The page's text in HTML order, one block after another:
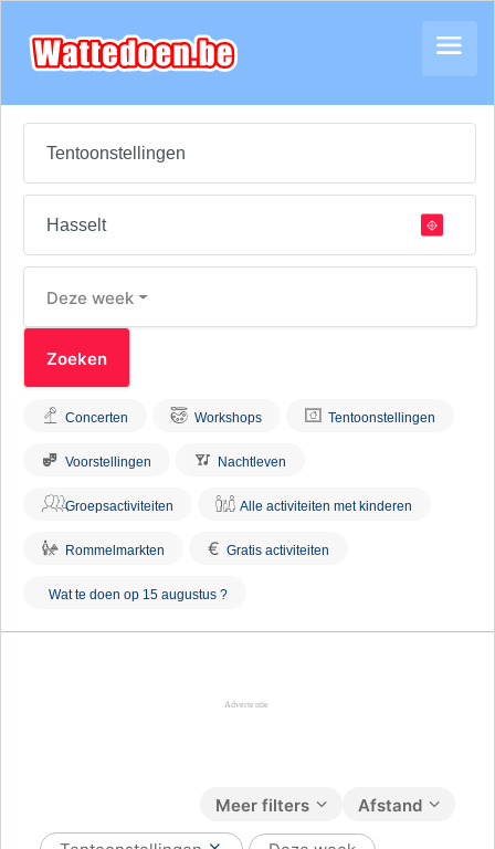
Deze week
Concerten Workshops Tentoonstellingen
Voorstellingen Nachtleven
Groepsactiviteiten Alle activiteiten met kinderen
Rommelmarkten € Gratis activiteiten
Wat te doen op 15 augustus ?
Afstand
Meer filters